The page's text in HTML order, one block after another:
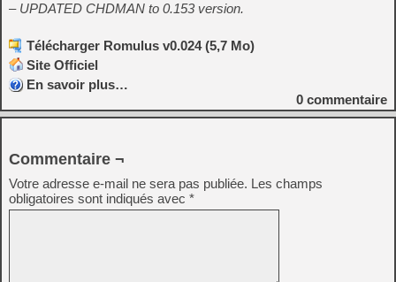
– UPDATED CHDMAN to 0.153 version.
Télécharger Romulus v0.024 (5,7 Mo)
Site Officiel
En savoir plus…
0 commentaire
Commentaire ¬
Votre adresse e-mail ne sera pas publiée. Les champs
obligatoires sont indiqués avec *